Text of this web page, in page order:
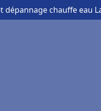
dépannage chauffe eau